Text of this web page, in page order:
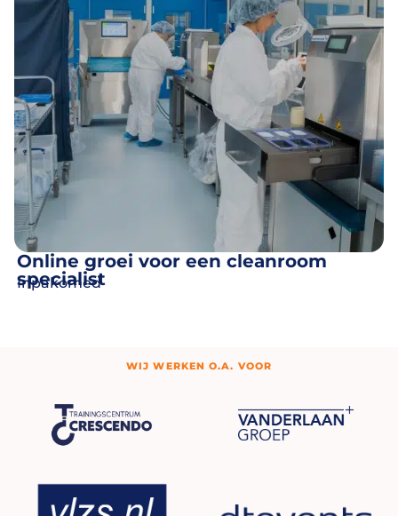
Online groei voor een cleanroom
specialist
Inpakomed
WIJ WERKEN O.A. VOOR